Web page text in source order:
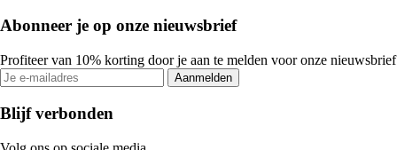
Abonneer je op onze nieuwsbrief
Profiteer van 10% korting door je aan te melden voor onze nieuwsbrief
Aanmelden
Blijf verbonden